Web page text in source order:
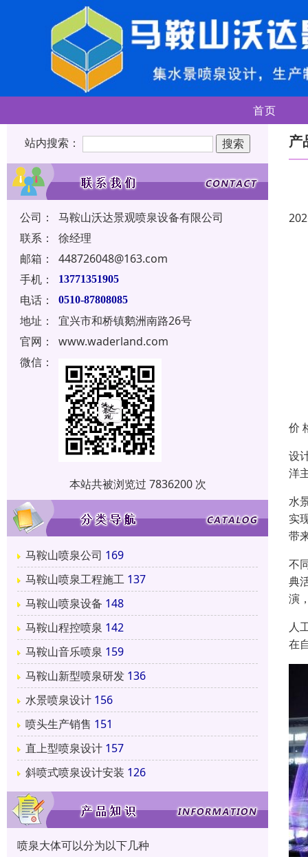
首页
站内搜索：
公司：
马鞍山沃达景观喷泉设备有限公司
联系：
徐经理
邮箱：
448726048@163.com
手机：
13771351905
电话： 0510-87808085
地址：
宜兴市和桥镇鹅洲南路26号
官网：
www.waderland.com
微信：
本站共被浏览过 7836200 次
马鞍山喷泉公司 169
马鞍山喷泉工程施工 137
马鞍山喷泉设备 148
马鞍山程控喷泉 142
马鞍山音乐喷泉 159
马鞍山新型喷泉研发 136
水景喷泉设计 156
喷头生产销售 151
直上型喷泉设计 157
斜喷式喷泉设计安装 126
喷泉大体可以分为以下几种
产
价
设
洋
水
实
带
不
典
演
人
在